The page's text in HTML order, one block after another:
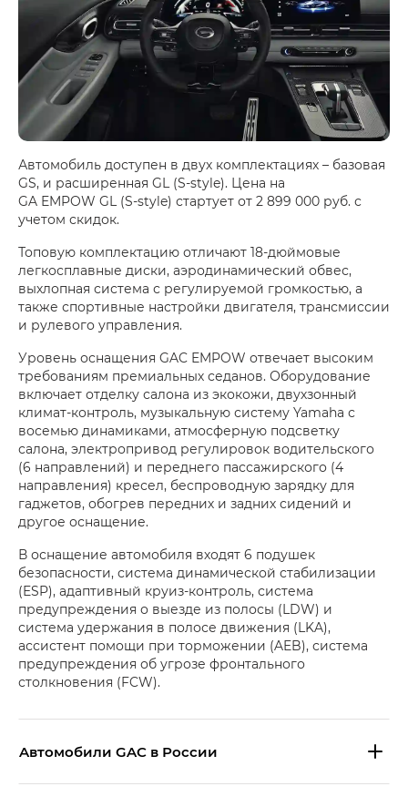
Автомобиль доступен в двух комплектациях – базовая
GS, и расширенная GL (S-style). Цена на
GA EMPOW GL (S-style) стартует от 2 899 000 руб. с
учетом скидок.
Топовую комплектацию отличают 18-дюймовые
легкосплавные диски, аэродинамический обвес,
выхлопная система с регулируемой громкостью, а
также спортивные настройки двигателя, трансмиссии
и рулевого управления.
Уровень оснащения GAC EMPOW отвечает высоким
требованиям премиальных седанов. Оборудование
включает отделку салона из экокожи, двухзонный
климат-контроль, музыкальную систему Yamaha с
восемью динамиками, атмосферную подсветку
салона, электропривод регулировок водительского
(6 направлений) и переднего пассажирского (4
направления) кресел, беспроводную зарядку для
гаджетов, обогрев передних и задних сидений и
другое оснащение.
В оснащение автомобиля входят 6 подушек
безопасности, система динамической стабилизации
(ESP), адаптивный круиз-контроль, система
предупреждения о выезде из полосы (LDW) и
система удержания в полосе движения (LKA),
ассистент помощи при торможении (AEB), система
предупреждения об угрозе фронтального
столкновения (FCW).
Aвтомобили GAC в России